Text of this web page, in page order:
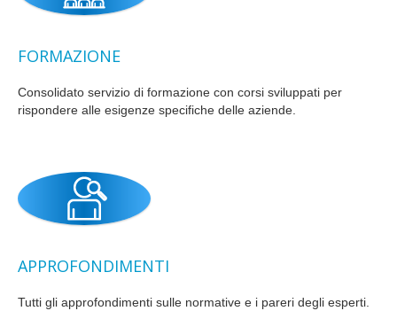
FORMAZIONE
Consolidato servizio di formazione con corsi sviluppati per
rispondere alle esigenze specifiche delle aziende.
APPROFONDIMENTI
Tutti gli approfondimenti sulle normative e i pareri degli esperti.